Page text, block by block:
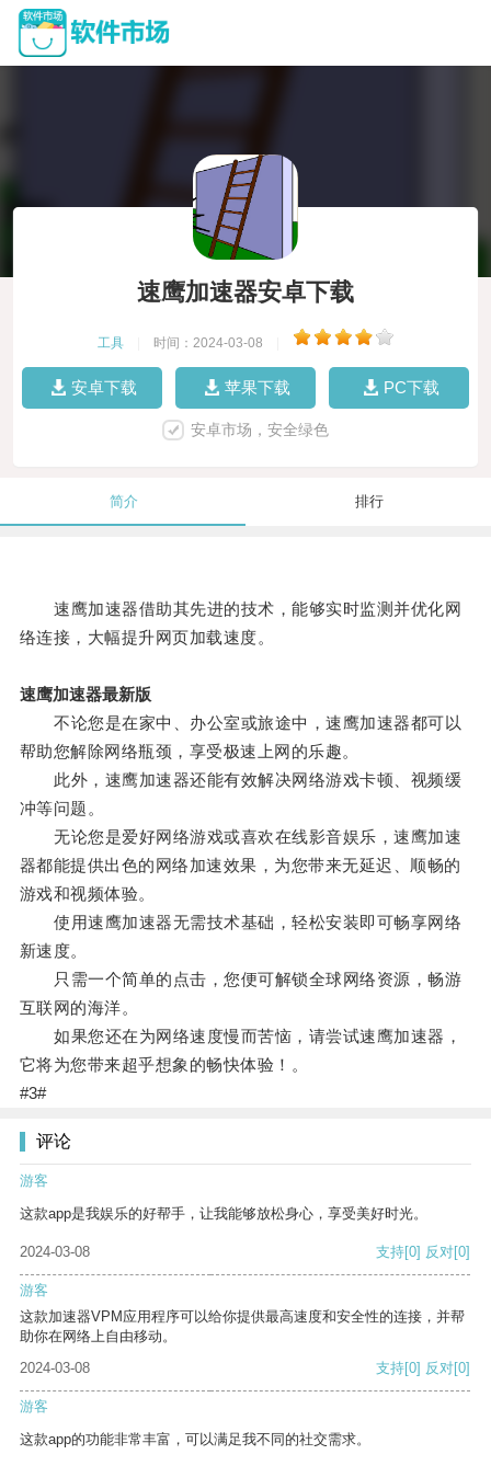
速鹰加速器安卓下载
工具 时间：2024-03-08
安卓下载 苹果下载 PC下载
安卓市场，安全绿色
简介 排行
速鹰加速器借助其先进的技术，能够实时监测并优化网
络连接，大幅提升网页加载速度。
速鹰加速器最新版
不论您是在家中、办公室或旅途中，速鹰加速器都可以
帮助您解除网络瓶颈，享受极速上网的乐趣。
此外，速鹰加速器还能有效解决网络游戏卡顿、视频缓
冲等问题。
无论您是爱好网络游戏或喜欢在线影音娱乐，速鹰加速
器都能提供出色的网络加速效果，为您带来无延迟、顺畅的
游戏和视频体验。
使用速鹰加速器无需技术基础，轻松安装即可畅享网络
新速度。
只需一个简单的点击，您便可解锁全球网络资源，畅游
互联网的海洋。
如果您还在为网络速度慢而苦恼，请尝试速鹰加速器，
它将为您带来超乎想象的畅快体验！。
#3#
评论
游客
这款app是我娱乐的好帮手，让我能够放松身心，享受美好时光。
2024-03-08 支持[0] 反对[0]
游客
这款加速器VPM应用程序可以给你提供最高速度和安全性的连接，并帮
助你在网络上自由移动。
2024-03-08
支持[0] 反对[0]
游客
这款app的功能非常丰富，可以满足我不同的社交需求。